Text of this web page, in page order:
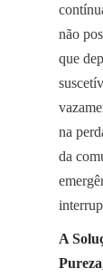
não
que
na
da
A